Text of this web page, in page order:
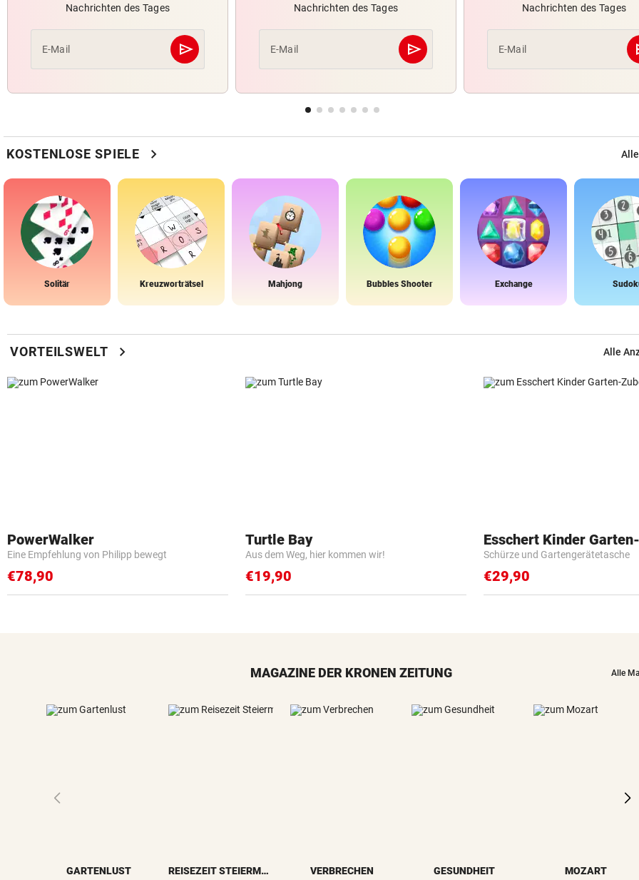
Nachrichten des Tages
E-Mail send
Abschicken
Nachrichten des Tages
E-Mail send
Abschicken
Nachrichten des Tages
E-Mail
KOSTENLOSE SPIELE chevron_right
Solitär Kreuzworträtsel Mahjong Bubbles Shooter Exchange
VORTEILSWELT chevron_right Alle
PowerWalker
Eine Empfehlung von Philipp bewegt
€78,90
Turtle Bay
Aus dem Weg, hier kommen wir!
€19,90
Esschert Kinder Garten-
Schürze und Gartengerätetasche
€29,90
MAGAZINE DER KRONEN ZEITUNG Alle
GARTENLUST REISEZEIT STEIERMARK VERBRECHEN GESUNDHEIT MOZART